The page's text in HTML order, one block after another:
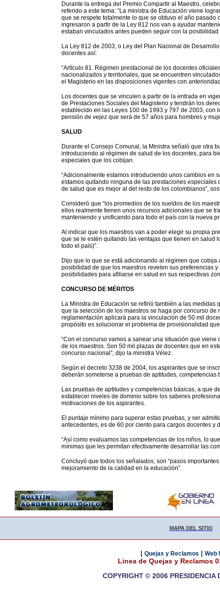
Durante la entrega del Premio Compartir al Maestro,
referido a este tema: “La ministra de Educación viene
que se respete totalmente lo que se obtuvo el año
ingresaron a partir de la Ley 812 nos van a ayudar
estaban vinculados antes pueden seguir con la
La Ley 812 de 2003, o Ley del Plan Nacional de
docentes así:
“Artículo 81. Régimen prestacional de los docentes
nacionalizados y territoriales, que se encuentren
el Magisterio en las disposiciones vigentes con
Los docentes que se vinculen a partir de la entrada en
de Prestaciones Sociales del Magisterio y tendrán los
establecido en las Leyes 100 de 1993 y 797 de 2003,
pensión de vejez que será de 57 años para hombres y
SALUD
Durante el Consejo Comunal, la Ministra señaló que otra
introduciendo al régimen de salud de los docentes, para
especiales que los cobijan.
“Adicionalmente estamos introduciendo unos cambios en
estamos quitando ninguna de las prestaciones
de salud que es mejor al del resto de los colombianos”,
Consideró que “los promedios de los sueldos de los
ellos realmente tienen unos recursos adicionales que se
manteniendo y unificando para todo el país con la nueva
Al indicar que los maestros van a poder elegir su propia
que se le estén quitando las ventajas que tienen en salud
todo el país)”.
Dijo que lo que se está adicionando al régimen que
posibilidad de que los maestros revelen sus preferencias
posibilidades para afiliarse en salud en sus respectivas
CONCURSO DE MÉRITOS
La Ministra de Educación se refirió también a las
que la selección de los maestros se haga por concurso
reglamentación aplicará para la vinculación de 50 mil
propósito es solucionar el problema de provisionalidad
“Con el concurso vamos a sanear una situación que
de los maestros. Son 50 mil plazas de docentes que en
concurso nacional”, dijo la ministra Vélez.
Según el decreto 3238 de 2004, los aspirantes que se
deberán someterse a pruebas de aptitudes,
Las pruebas de aptitudes y competencias básicas, a que
establecer niveles de dominio sobre los saberes
motivaciones de los aspirantes.
El puntaje mínimo para superar estas pruebas, y ser
antecedentes, es de 60 por ciento para cargos docentes y
“Así como evaluamos las competencias de los niños, lo
mínimas que les permitan efectivamente desarrollar las
Concluyó que todos los señalados, son “pasos
mejoramiento de la calidad en la educación”.
MAPA DEL SITIO
| Quejas y Reclamos | Web
Linea de Quejas y Reclamos
COPYRIGHT © 2006 PRESIDENCIA